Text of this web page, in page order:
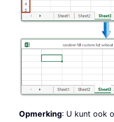
Opmerking: U kunt ook